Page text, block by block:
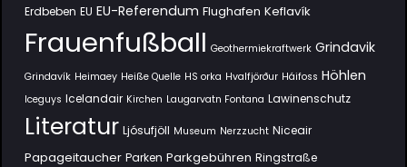
Erdbeben EU EU-Referendum Flughafen Keflavík
Frauenfußball Geothermiekraftwerk Grindavik
Grindavík Heimaey Heiße Quelle HS orka Hvalfjörður Háifoss Höhlen
Iceguys Icelandair Kirchen Laugarvatn Fontana Lawinenschutz
Literatur Ljósufjöll Museum Nerzzucht Niceair
Papageitaucher Parken Parkgebühren Ringstraße